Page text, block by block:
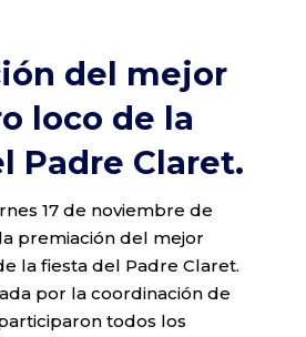
del mejor
loco de la
Padre Claret.
17 de noviembre de
premiación del mejor
la fiesta del Padre Claret.
por la coordinación de
todos los